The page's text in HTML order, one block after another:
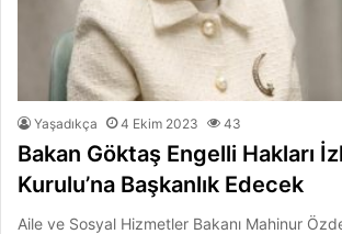
Yaşadıkça 4 Ekim 2023 43
Bakan Göktaş Engelli Hakları
Kurulu’na Başkanlık Edecek
Aile ve Sosyal Hizmetler Bakanı Mahinur